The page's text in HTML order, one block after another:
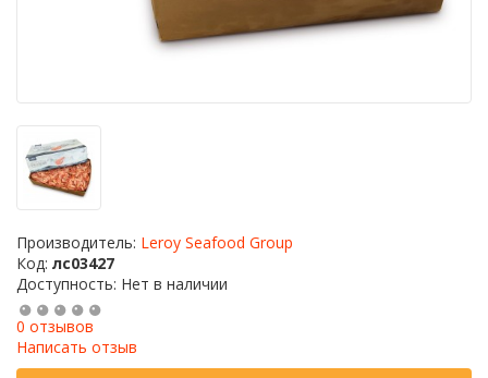
Производитель: Leroy Seafood Group
Код: лс03427
Доступность: Нет в наличии
0 отзывов
Написать отзыв